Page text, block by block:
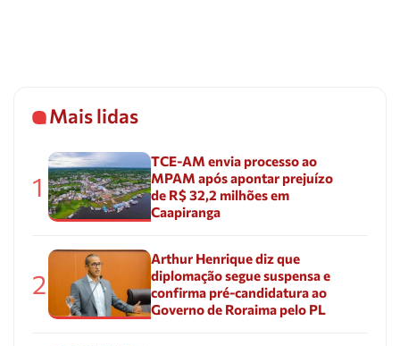
Mais lidas
1
TCE-AM envia processo ao
MPAM após apontar prejuízo
de R$ 32,2 milhões em
Caapiranga
2
Arthur Henrique diz que
diplomação segue suspensa e
confirma pré-candidatura ao
Governo de Roraima pelo PL